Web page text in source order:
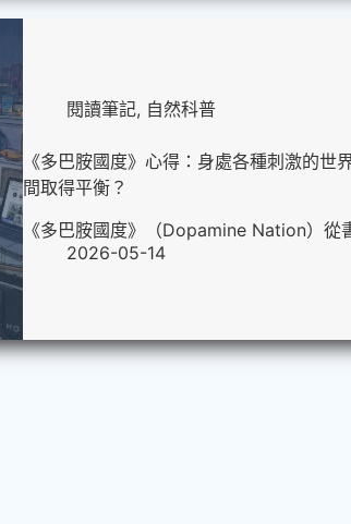
閱讀筆記, 自然科普
《多巴胺國度》心得：身處各種刺激的世
間取得平衡？
《多巴胺國度》（Dopamine Nation）從
2026-05-14